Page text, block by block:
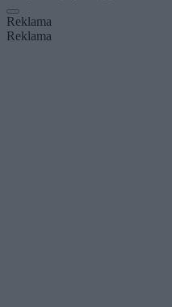
Reklama
Reklama